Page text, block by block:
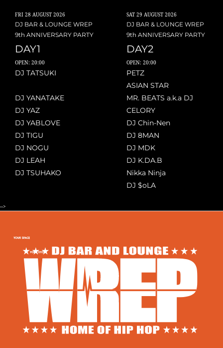
FRI 28 AUGUST 2026
DJ BAR & LOUNGE WREP
9th ANNIVERSARY PARTY
DAY1
OPEN: 20:00
DJ TATSUKI
DJ YANATAKE
DJ YAZ
DJ YABLOVE
DJ TIGU
DJ NOGU
DJ LEAH
DJ TSUHAKO
SAT 29 AUGUST 2026
DJ BAR & LOUNGE WREP
9th ANNIVERSARY PARTY
DAY2
OPEN: 20:00
PETZ
ASIAN STAR
MR. BEATS a.k.a DJ
CELORY
DJ Chin-Nen
DJ 8MAN
DJ MDK
DJ K.DA.B
Nikka Ninja
DJ $oLA
-->